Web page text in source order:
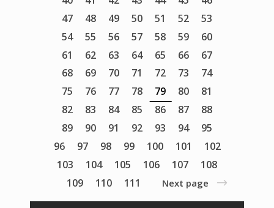
47
48 49 50 51 52
53
54
55 56 57 58 59
60
61
62 63 64 65 66
67
68
69 70 71 72 73
74
75
76 77 78 79 80
81
82
83 84 85 86 87
88
89
90 91 92 93 94
95
96
97 98 99 100 101
102
103
104 105 106 107
108
109
110 111 Next page